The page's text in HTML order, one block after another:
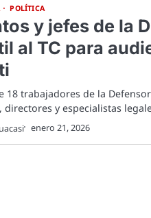
POLÍTICA
y jefes de la
al TC para
18 trabajadores de la
directores y especialistas
enero 21, 2026